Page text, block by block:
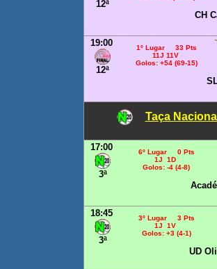
12ª
CH
19:00
12ª
1º Lugar 33 Pts
11J 11V
Golos: +54 (69-15)
Taça
17:00
3ª
6º Lugar 0 Pts
1J 1D
Golos: -4 (4-8)
18:45
3ª
3º Lugar 3 Pts
1J 1V
Golos: +3 (4-1)
UD